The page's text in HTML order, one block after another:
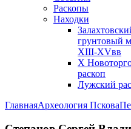
Раскопы
Находки
грунтовый
XIII-XVвв
X
раскоп
Лужский
ГлавнаяАрхеология Пскова